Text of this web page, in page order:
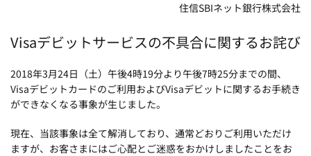
住信SBIネット銀行株式会社
Visaデビットサービスの不具合に関するお詫び
2018年3月24日（土）午後4時19分より午後7時25分までの間、
Visaデビットカードのご利用およびVisaデビットに関するお手続き
ができなくなる事象が生じました。
現在、当該事象は全て解消しており、通常どおりご利用いただけ
ますが、お客さまにはご心配とご迷惑をおかけしましたことをお